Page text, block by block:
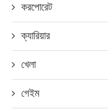
করপোরেট
ক্যারিয়ার
খেলা
গেইম